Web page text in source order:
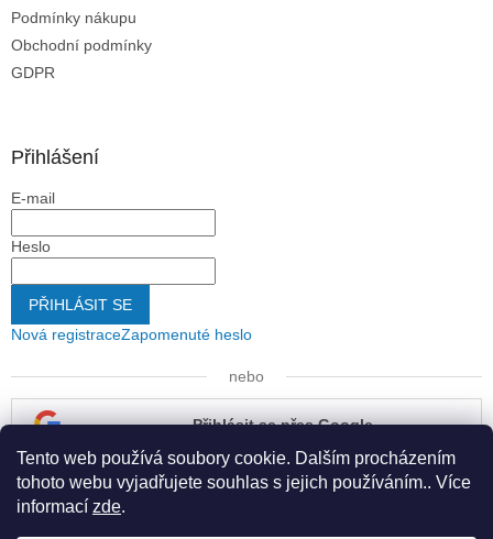
Tento web používá soubory cookie. Dalším procházením
tohoto webu vyjadřujete souhlas s jejich používáním.. Více
informací zde.
Podmínky nákupu
Obchodní podmínky
GDPR
Přihlášení
E-mail
Heslo
PŘIHLÁSIT SE
Nová registraceZapomenuté heslo
nebo
Přihlásit se přes Google
Přihlásit se přes Seznam